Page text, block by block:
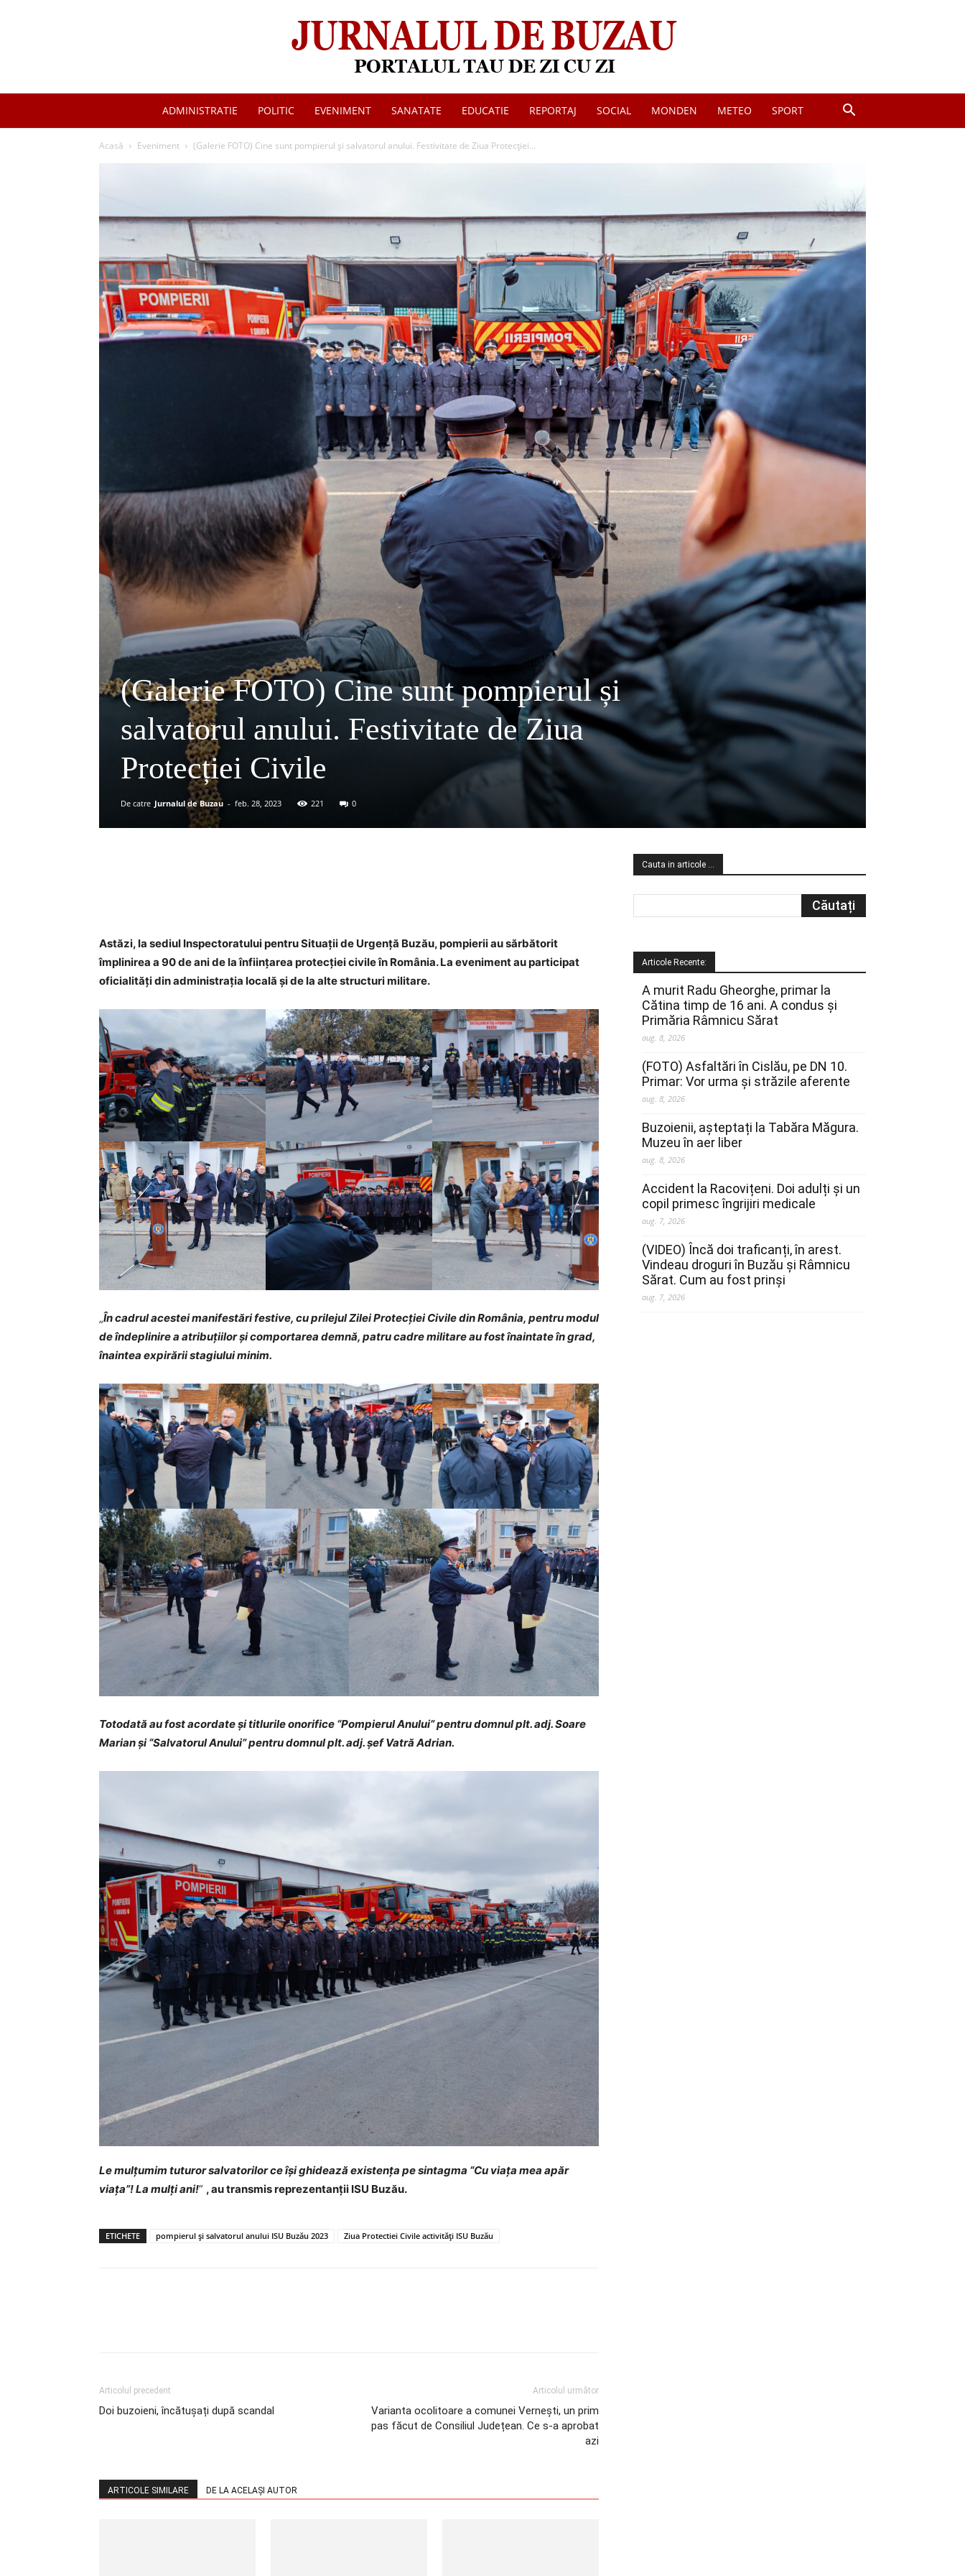
Jurnalul
de
Buzau
ADMINISTRATIE POLITIC EVENIMENT SANATATE EDUCATIE REPORTAJ SOCIAL MONDEN METEO SPORT
Acasă Eveniment (Galerie FOTO) Cine sunt pompierul și salvatorul anului. Festivitate de Ziua Protecției...
(Galerie FOTO) Cine sunt pompierul și
salvatorul anului. Festivitate de Ziua
Protecției Civile
De catre Jurnalul de Buzau - feb. 28, 2023 221 0
Astăzi, la sediul Inspectoratului pentru Situații de Urgență Buzău, pompierii au sărbătorit
împlinirea a 90 de ani de la înființarea protecției civile în România. La eveniment au participat
oficialități din administrația locală și de la alte structuri militare.
„În cadrul acestei manifestări festive, cu prilejul Zilei Protecţiei Civile din România, pentru modul
de îndeplinire a atribuțiilor și comportarea demnă, patru cadre militare au fost înaintate în grad,
înaintea expirării stagiului minim.
Totodată au fost acordate și titlurile onorifice “Pompierul Anului” pentru domnul plt. adj. Soare
Marian și “Salvatorul Anului” pentru domnul plt. adj. șef Vatră Adrian.
Le mulțumim tuturor salvatorilor ce își ghidează existența pe sintagma “Cu viața mea apăr
viața”! La mulți ani!” , au transmis reprezentanții ISU Buzău.
ETICHETE pompierul și salvatorul anului ISU Buzău 2023 Ziua Protectiei Civile activități ISU Buzău
Articolul precedent
Doi buzoieni, încătușați după scandal
Articolul următor
Varianta ocolitoare a comunei Vernești, un prim
pas făcut de Consiliul Județean. Ce s-a aprobat
azi
ARTICOLE SIMILARE DE LA ACELAȘI AUTOR
Cauta in articole …
Articole Recente:
A murit Radu Gheorghe, primar la
Cătina timp de 16 ani. A condus și
Primăria Râmnicu Sărat
aug. 8, 2026
(FOTO) Asfaltări în Cislău, pe DN 10.
Primar: Vor urma și străzile aferente
aug. 8, 2026
Buzoienii, așteptați la Tabăra Măgura.
Muzeu în aer liber
aug. 8, 2026
Accident la Racovițeni. Doi adulți și un
copil primesc îngrijiri medicale
aug. 7, 2026
(VIDEO) Încă doi traficanți, în arest.
Vindeau droguri în Buzău și Râmnicu
Sărat. Cum au fost prinși
aug. 7, 2026